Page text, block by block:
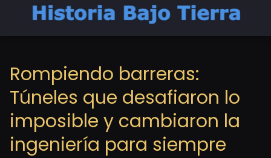
Rompiendo barreras:
Túneles que desafiaron lo
imposible y cambiaron la
ingeniería para siempre